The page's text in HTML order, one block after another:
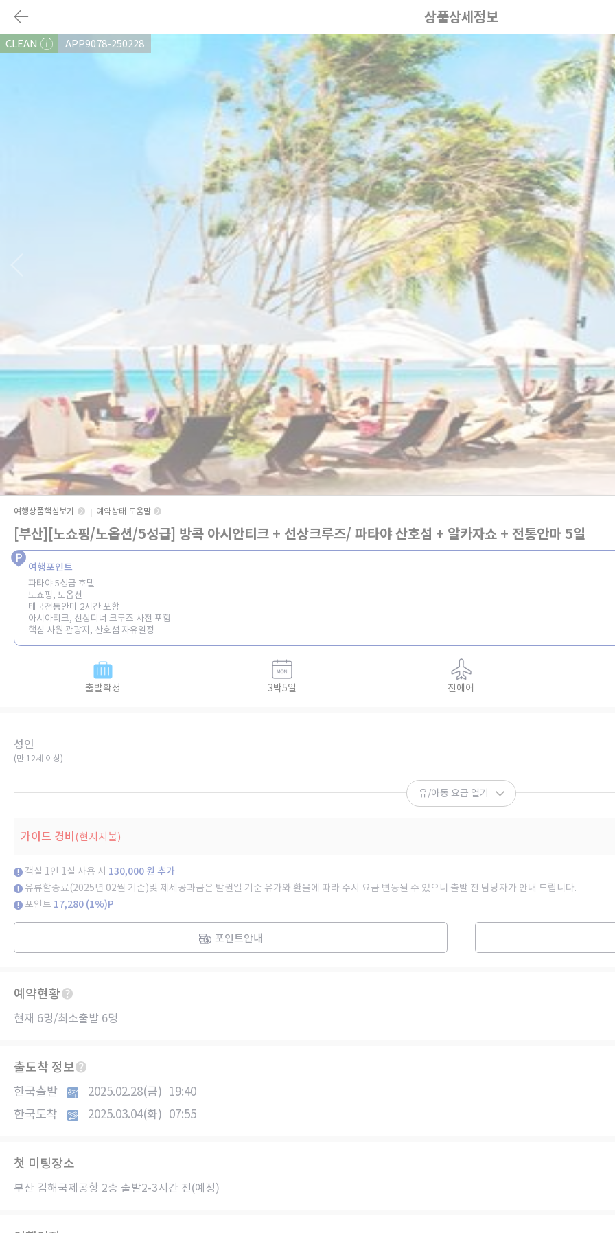
상품상세정보
다음
CLEAN APP9078-250228
여행상품핵심보기 예약상태 도움말
[부산][노쇼핑/노옵션/5성급] 방콕 아시안티크 + 선상크루즈/ 파타야 산호섬 + 알카자쇼 + 전통안마 5일
여행포인트
파타야 5성급 호텔
노쇼핑, 노옵션
태국전통안마 2시간 포함
아시아티크, 선상디너 크루즈 사전 포함
핵심 사원 관광지, 산호섬 자유일정
출발확정 3박5일 진에어
성인
(만 12세 이상)​
유/아동 요금 열기
가이드 경비 (현지지불)
객실 1인 1실 사용 시 130,000 원 추가
유류할증료(2025년 02월 기준)및 제세공과금은 발권일 기준 유가와 환율에 따라 수시 요금 변동될 수 있으니 출발 전 담당자가 안내 드립니다.
포인트 17,280 (1%)P
포인트안내
예약현황
현재 6명/최소출발 6명
출도착 정보
한국출발 2025.02.28(금) 19:40
한국도착
2025.03.04(화) 07:55
첫 미팅장소
부산 김해국제공항 2층 출발2-3시간 전(예정)